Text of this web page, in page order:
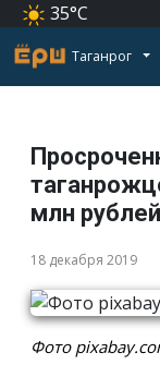
35°C
Таганрог
млн рублей
18 декабря 2019
Фото